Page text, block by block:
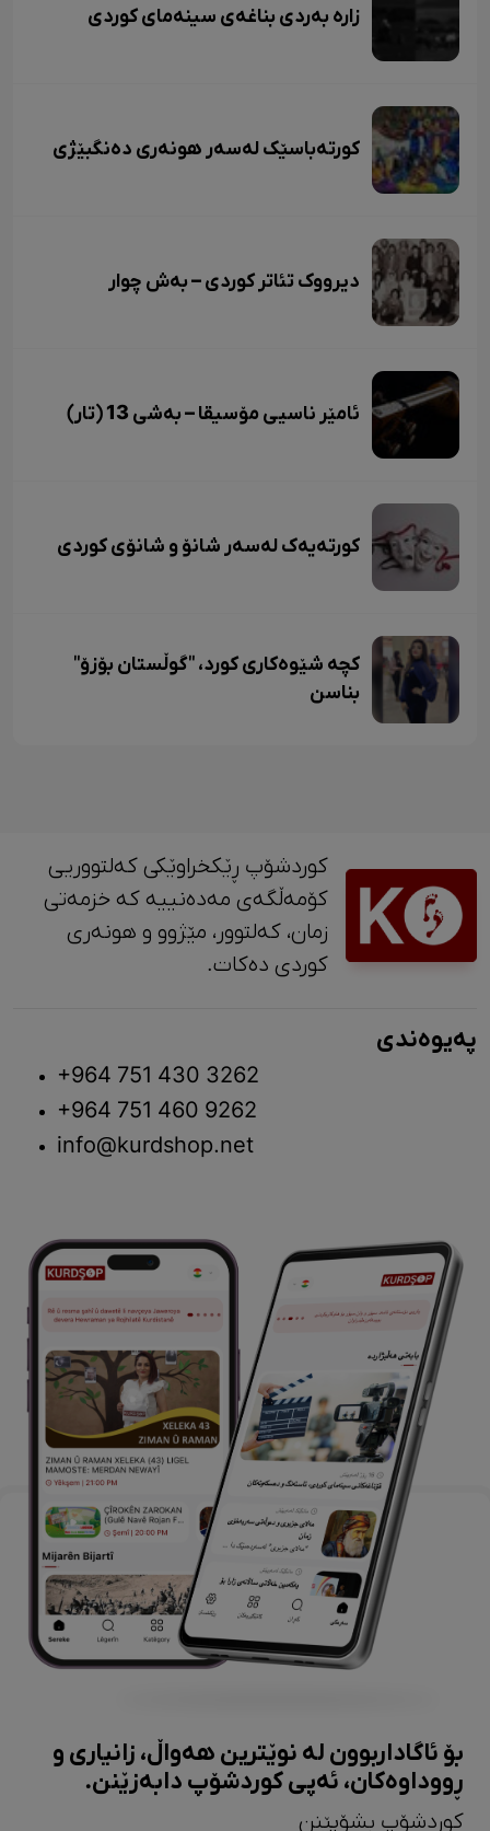
زاره بەردی بناغەی سینەمای کوردی
کورتەباسێک لەسەر هونەری دەنگبێژی
دیرووک تئاتر کوردی – بەش چوار
ئامێر ناسیی مۆسیقا – بەشی 13 (تار)
کورتەیەک لەسەر شانۆ و شانۆی کوردی
کچە شێوەکاری کورد، "گوڵستان بۆزۆ"
بناسن
کوردشۆپ ڕێکخراوێکی کەلتووریی
کۆمەڵگەی مەدەنییە کە خزمەتی
زمان، کەلتوور، مێژوو و ‎هونەری
کوردی دەکات.
پەیوەندی
+964 751 430 3262
+964 751 460 9262
info@kurdshop.net
بۆ ئاگاداربوون لە نوێترین هەواڵ، زانیاری و
ڕووداوەکان، ئەپی کوردشۆپ دابەزێنن.
کوردشۆپ بشۆپێنن